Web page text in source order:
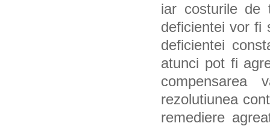
iar costurile de
deficientei vor fi
deficientei
atunci pot fi
compensarea
rezolutiunea
remediere